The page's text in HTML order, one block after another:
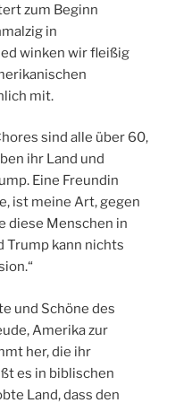
zum Beginn
in
winken wir fleißig
mit.
sind alle über 60,
ihr Land und
Eine Freundin
ist meine Art, gegen
diese Menschen in
Trump kann nichts
und Schöne des
Amerika zur
her, die ihr
es in biblischen
Land, dass den